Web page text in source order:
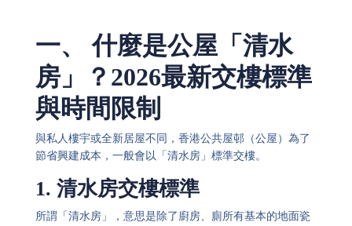
一、 什麼是公屋「清水
房」？2026最新交樓標準
與時間限制
與私人樓宇或全新居屋不同，香港公共屋邨（公屋）為了
節省興建成本，一般會以「清水房」標準交樓。
1. 清水房交樓標準
所謂「清水房」，意思是除了廚房、廁所有基本的地面瓷